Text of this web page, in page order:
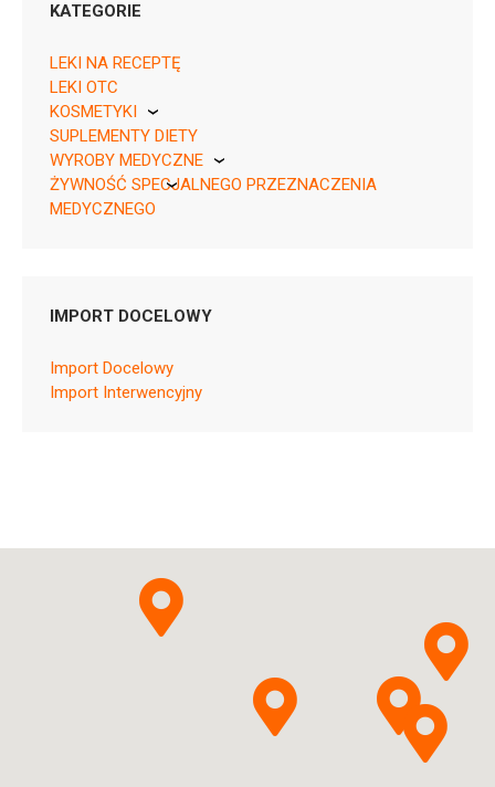
05909991528690 ¦ Rp ¦ 152693
14 tabl.
05909991528706 ¦ Rp ¦ 152694
28 tabl.
KATEGORIE
LEKI NA RECEPTĘ
LEKI OTC
KOSMETYKI
Pierre Fabre
SUPLEMENTY DIETY
WYROBY MEDYCZNE
KikGel
ŻYWNOŚĆ SPECJALNEGO PRZEZNACZENIA
MEDYCZNEGO
IMPORT DOCELOWY
Import Docelowy
Import Interwencyjny